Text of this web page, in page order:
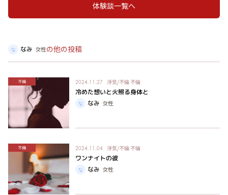
体験談一覧へ
なみ 女性の他の投稿
不倫 2024.11.27 浮気/不倫 不倫
冷めた想いと火照る身体と
なみ 女性
不倫 2024.11.04 浮気/不倫 不倫
ワンナイトの彼
なみ 女性